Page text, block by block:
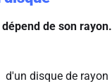
de son rayon.
d'un disque de rayon